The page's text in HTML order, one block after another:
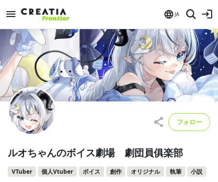
JA
ルオちゃんのボイス劇場 劇団員俱楽部
VTuber 個人Vtuber ボイス 創作 オリジナル 執筆 小説
フォロー